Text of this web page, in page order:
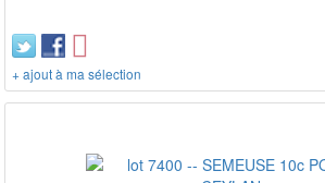
+ ajout à ma sélection